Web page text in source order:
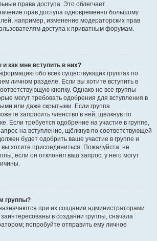
права доступа. Это облегчает
прав доступа одновременно большому
например, изменение модераторских прав
доступа к приватным форумам.
как мне вступить в них?
обо всех существующих группах по
личном разделе. Если вы хотите вступить в
кнопку. Однако не все группы
могут требовать одобрения для вступления в
или даже скрытыми. Если группа
запросить членство в ней, щёлкнув по
Если требуется одобрение на участие в группе,
на вступление, щёлкнув по соответствующей
будет одобрить ваше участие в группе и
хотите присоединиться. Пожалуйста, не
если он отклонил ваш запрос; у него могут
группы?
при их создании администраторами
в создании группы, сначала
попробуйте отправить ему личное